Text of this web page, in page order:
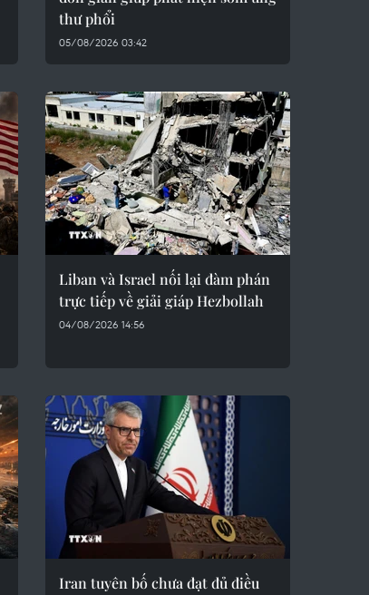
thư phổi
05/08/2026 03:42
Liban và Israel nối lại đàm phán
trực tiếp về giải giáp Hezbollah
04/08/2026 14:56
Iran tuyên bố chưa đạt đủ điều